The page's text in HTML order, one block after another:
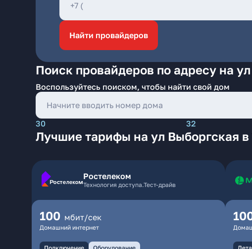
Найти провайдеров
Поиск провайдеров по адресу на
Воспользуйтесь поиском, чтобы найти свой дом
30 32
Лучшие тарифы на ул Выборгская
Ростелеком
Технология доступа.Тест-драйв
100 мбит/сек
Домашний интернет